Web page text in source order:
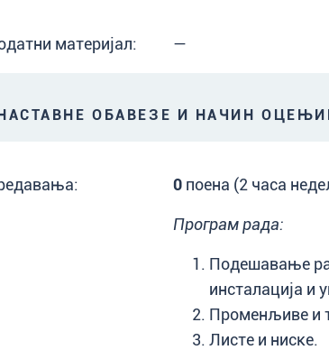
материјал: —
ОБАВЕЗЕ И НАЧИН
0 поена (2 часа
Програм рада:
Подешавање
инсталација и
Променљиве и
Листе и ниске.